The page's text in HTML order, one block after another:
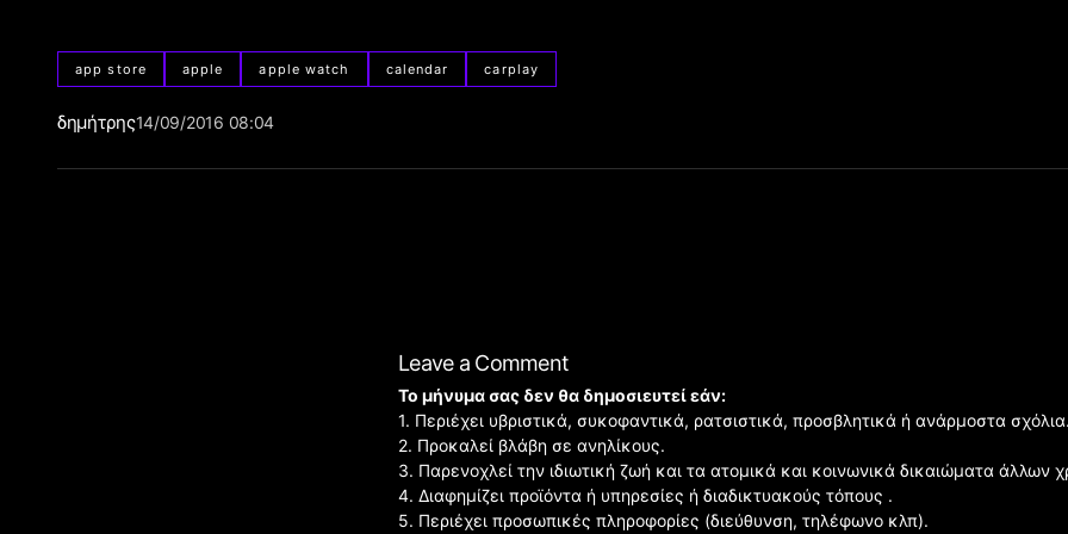
app store apple apple watch calendar carplay
δημήτρης14/09/2016 08:04
Leave a Comment
Το μήνυμα σας δεν θα δημοσιευτεί εάν:
1. Περιέχει υβριστικά, συκοφαντικά, ρατσιστικά, προσβλητικά ή ανάρμοστα σχόλια.
2. Προκαλεί βλάβη σε ανηλίκους.
3. Παρενοχλεί την ιδιωτική ζωή και τα ατομικά και κοινωνικά δικαιώματα άλλων
4. Διαφημίζει προϊόντα ή υπηρεσίες ή διαδικτυακούς τόπους .
5. Περιέχει προσωπικές πληροφορίες (διεύθυνση, τηλέφωνο κλπ).